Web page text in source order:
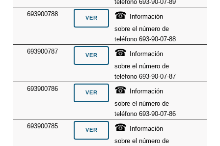
teléfono 693-90-07-89
693900788
☎
Información
sobre el número de
teléfono 693-90-07-88
693900787
☎
Información
sobre el número de
teléfono 693-90-07-87
693900786
☎
Información
sobre el número de
teléfono 693-90-07-86
693900785
☎
Información
sobre el número de